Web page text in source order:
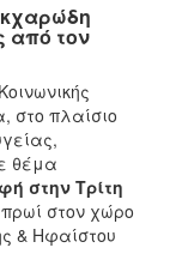
από τον
στο πλαίσιο
θέμα
στην Τρίτη
πρωί στον χώρο
& Ηφαίστου